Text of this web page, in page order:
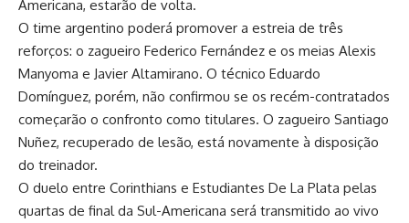
Americana, estarão de volta.
O time argentino poderá promover a estreia de três
reforços: o zagueiro Federico Fernández e os meias Alexis
Manyoma e Javier Altamirano. O técnico Eduardo
Domínguez, porém, não confirmou se os recém-contratados
começarão o confronto como titulares. O zagueiro Santiago
Nuñez, recuperado de lesão, está novamente à disposição
do treinador.
O duelo entre Corinthians e Estudiantes De La Plata pelas
quartas de final da Sul-Americana será transmitido ao vivo